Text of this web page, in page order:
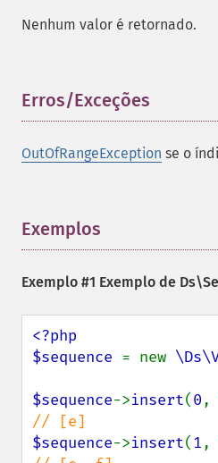
Nenhum valor é retornado.
Erros/Exceções
OutOfRangeException se o
Exemplos
Exemplo #1 Exemplo de
<?php
$sequence = new
$sequence->insert(0,
$sequence->insert(1,